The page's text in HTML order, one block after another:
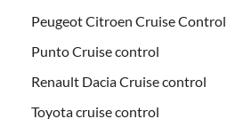
Peugeot Citroen Cruise Control
Punto Cruise control
Renault Dacia Cruise control
Toyota cruise control